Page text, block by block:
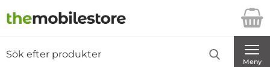
Startsidan för Danira Telecom AB
Meny